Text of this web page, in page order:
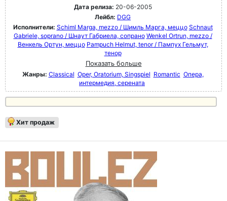
Дата релиза: 20-06-2005
Лейбл: DGG
Исполнители: Schiml Marga, mezzo / Шимль Марга, меццо Schnaut
Gabriele, soprano / Шнаут Габриела, сопрано Wenkel Ortrun, mezzo /
Венкель Ортун, меццо Pampuch Helmut, tenor / Пампух Гельмут,
тенор
Показать больше
Жанры: Classical Oper, Oratorium, Singspiel Romantic Опера,
интермедия, серената
Хит продаж